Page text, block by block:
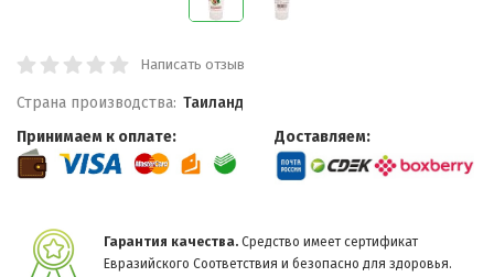
Написать отзыв
Страна производства: Таиланд
Принимаем к оплате:
Доставляем:
Гарантия качества. Средство имеет сертификат
Евразийского Соответствия и безопасно для здоровья.